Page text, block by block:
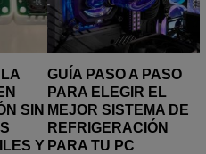
SIN
Y
GUÍA PASO A PASO
PARA ELEGIR EL
MEJOR SISTEMA DE
REFRIGERACIÓN
PARA TU PC